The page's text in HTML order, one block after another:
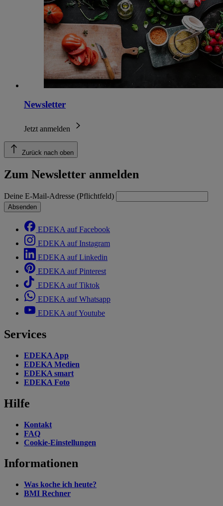
Newsletter
Jetzt anmelden
Zurück nach oben
Zum Newsletter anmelden
Deine E-Mail-Adresse (Pflichtfeld)
Absenden
EDEKA auf Facebook
EDEKA auf Instagram
EDEKA auf Linkedin
EDEKA auf Pinterest
EDEKA auf Tiktok
EDEKA auf Whatsapp
EDEKA auf Youtube
Services
EDEKA App
EDEKA Medien
EDEKA smart
EDEKA Foto
Hilfe
Kontakt
FAQ
Cookie-Einstellungen
Informationen
Was koche ich heute?
BMI Rechner